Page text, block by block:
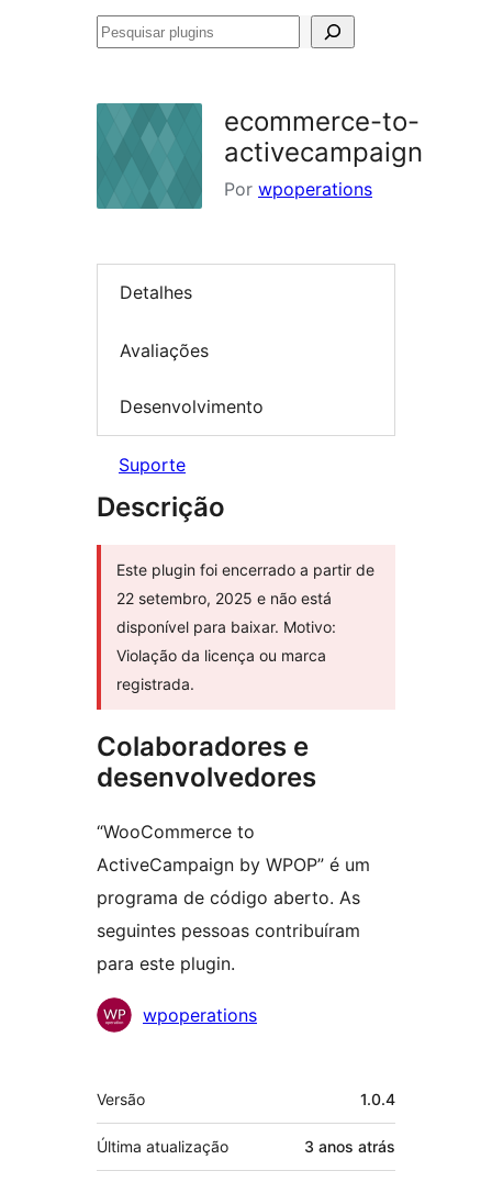
Pesquisar
ecommerce-to-
activecampaign
Por wpoperations
Detalhes
Avaliações
Desenvolvimento
Suporte
Descrição
Este plugin foi encerrado a partir de
22 setembro, 2025 e não está
disponível para baixar. Motivo:
Violação da licença ou marca
registrada.
Colaboradores e
desenvolvedores
“WooCommerce to
ActiveCampaign by WPOP” é um
programa de código aberto. As
seguintes pessoas contribuíram
para este plugin.
Colaboradores
wpoperations
Meta
Versão 1.0.4
Última atualização 3 anos atrás